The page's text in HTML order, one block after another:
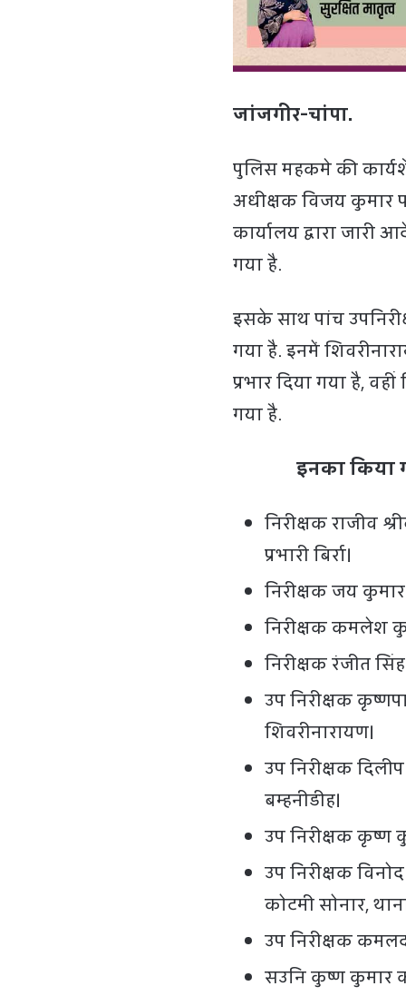
जांजगीर-चांपा.
पुलिस महकमे की
अधीक्षक विजय कुमार
कार्यालय द्वारा
गया है.
इसके साथ पांच
गया है. इनमें
प्रभार दिया गया है,
गया है.
इनका किया
निरीक्षक राजीव
प्रभारी बिर्रा।
निरीक्षक जय कुमार
निरीक्षक कमलेश
निरीक्षक रंजीत
उप निरीक्षक
शिवरीनारायण।
उप निरीक्षक
बम्हनीडीह।
उप निरीक्षक कृष्ण
उप निरीक्षक
कोटमी सोनार,
उप निरीक्षक
सउनि कुष्ण कुमार